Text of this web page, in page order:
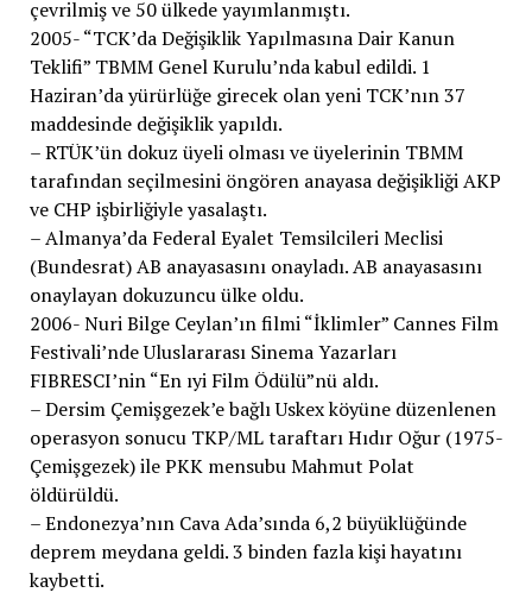
çevrilmiş ve 50 ülkede yayımlanmıştı.
2005- “TCK’da Değişiklik Yapılmasına Dair Kanun
Teklifi” TBMM Genel Kurulu’nda kabul edildi. 1
Haziran’da yürürlüğe girecek olan yeni TCK’nın 37
maddesinde değişiklik yapıldı.
– RTÜK’ün dokuz üyeli olması ve üyelerinin TBMM
tarafından seçilmesini öngören anayasa değişikliği AKP
ve CHP işbirliğiyle yasalaştı.
– Almanya’da Federal Eyalet Temsilcileri Meclisi
(Bundesrat) AB anayasasını onayladı. AB anayasasını
onaylayan dokuzuncu ülke oldu.
2006- Nuri Bilge Ceylan’ın filmi “İklimler” Cannes Film
Festivali’nde Uluslararası Sinema Yazarları
FIBRESCI’nin “En ıyi Film Ödülü”nü aldı.
– Dersim Çemişgezek’e bağlı Uskex köyüne düzenlenen
operasyon sonucu TKP/ML taraftarı Hıdır Oğur (1975-
Çemişgezek) ile PKK mensubu Mahmut Polat
öldürüldü.
– Endonezya’nın Cava Ada’sında 6,2 büyüklüğünde
deprem meydana geldi. 3 binden fazla kişi hayatını
kaybetti.